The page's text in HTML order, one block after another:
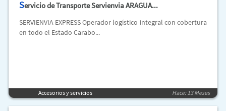
Servicio de Transporte Servienvia ARAGUA...
SERVIENVIA EXPRESS Operador logístico integral con cobertura
en todo el Estado Carabo...
Accesorios y servicios Hace: 13 Meses